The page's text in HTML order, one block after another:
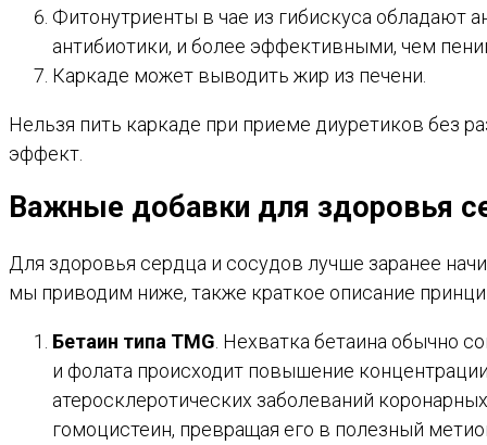
Фитонутриенты в чае из гибискуса
антибиотики, и более эффективными, чем
Каркаде может выводить жир из печени.
Нельзя пить каркаде при приеме диуретиков без
эффект.
Важные добавки для здоровья
Для здоровья сердца и сосудов лучше заранее
мы приводим ниже, также краткое описание
Бетаин типа TMG . Нехватка бетаина обычно
и фолата происходит повышение
атеросклеротических заболеваний
гомоцистеин, превращая его в полезный